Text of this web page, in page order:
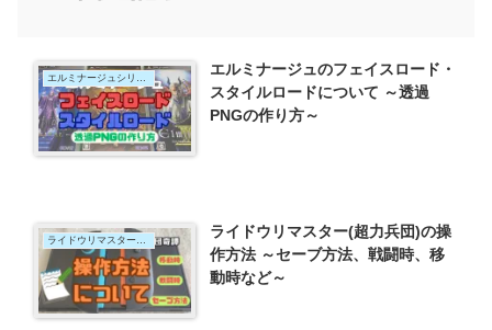
エルミナージュのフェイスロード・
スタイルロードについて ～透過
PNGの作り方～
ライドウリマスター超力兵団奇譚
ライドウリマスター(超力兵団)の操
作方法 ～セーブ方法、戦闘時、移
動時など～